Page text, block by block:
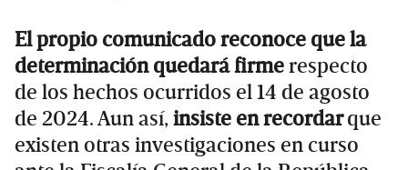
El propio comunicado reconoce que la
determinación quedará firmerespecto
de los hechos ocurridos el 14 de agosto
de 2024. Aun así, insiste en recordarque
existen otras investigaciones en curso